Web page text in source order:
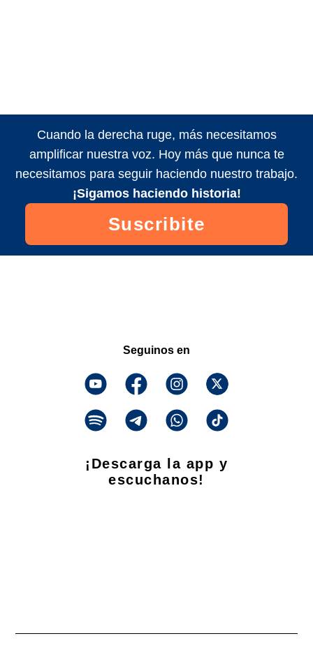
Cuando la derecha ruge, más necesitamos
amplificar nuestra voz. Hoy más que nunca te
necesitamos para seguir haciendo nuestro trabajo.
¡Sigamos haciendo historia!
Suscribite
Seguinos en
¡Descarga la app y
escuchanos!